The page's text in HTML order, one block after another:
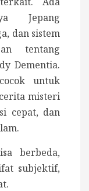
Jepang
dan sistem
tentang
Dementia.
untuk
misteri
cepat, dan
berbeda,
subjektif,